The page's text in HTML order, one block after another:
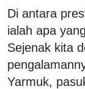
Di antara
ialah apa
Sejenak kita
Yarmuk,